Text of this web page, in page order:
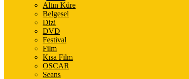
Altın Küre
Belgesel
Dizi
DVD
Festival
Film
Kısa Film
OSCAR
Seans